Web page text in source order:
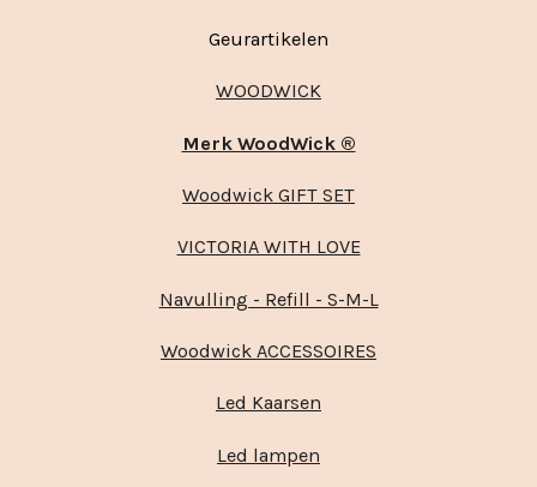
Geurartikelen
WOODWICK
Merk WoodWick ®
Woodwick GIFT SET
VICTORIA WITH LOVE
Navulling - Refill - S-M-L
Woodwick ACCESSOIRES
Led Kaarsen
Led lampen